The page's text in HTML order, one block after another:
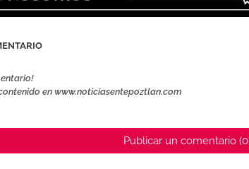
en www.noticiasentepoztlan.com
Publicar un comentario